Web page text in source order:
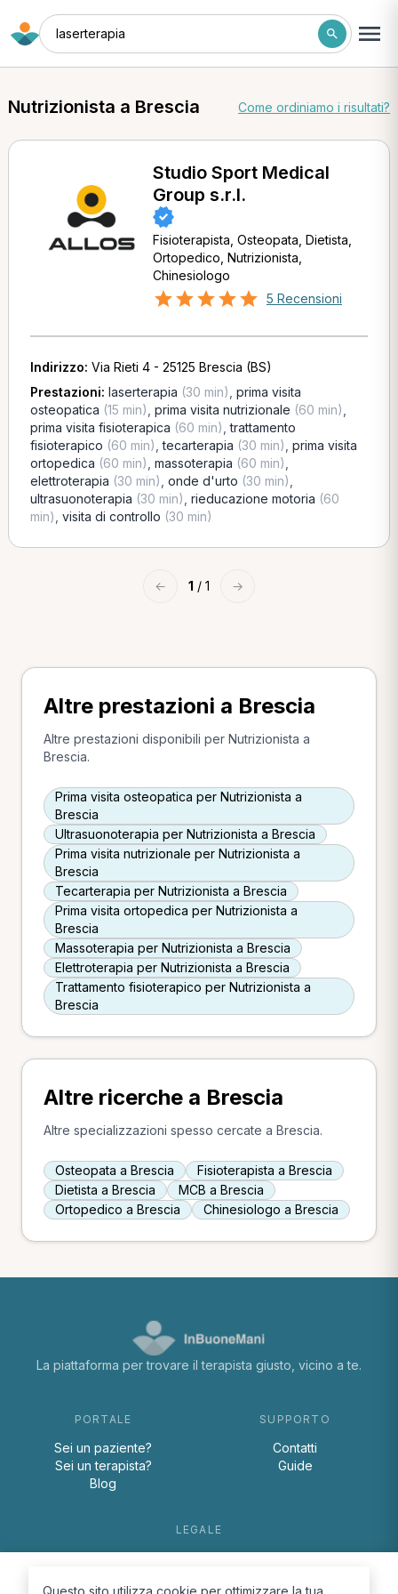
laserterapia
Nutrizionista a Brescia Come ordiniamo i risultati?
Studio Sport Medical
Group s.r.l.
Fisioterapista, Osteopata, Dietista,
Ortopedico, Nutrizionista,
Chinesiologo
5 Recensioni
Indirizzo: Via Rieti 4 - 25125 Brescia (BS)
Prestazioni: laserterapia (30 min) prima visita
osteopatica (15 min) prima visita nutrizionale (60 min)
prima visita fisioterapica (60 min) ,trattamento
fisioterapico (60 min) ,tecarterapia (30 min) prima visita
ortopedica (60 min) massoterapia (60 min)
elettroterapia (30 min) onde d'urto (30 min)
ultrasuonoterapia (30 min) rieducazione motoria (60
min) visita di controllo (30 min)
← 1 / 1 →
Altre prestazioni a Brescia
Altre prestazioni disponibili per Nutrizionista a
Brescia.
Prima visita osteopatica per Nutrizionista a
Brescia
Ultrasuonoterapia per Nutrizionista a Brescia
Prima visita nutrizionale per Nutrizionista a
Brescia
Tecarterapia per Nutrizionista a Brescia
Prima visita ortopedica per Nutrizionista a
Brescia
Massoterapia per Nutrizionista a Brescia
Elettroterapia per Nutrizionista a Brescia
Trattamento fisioterapico per Nutrizionista a
Brescia
Altre ricerche a Brescia
Altre specializzazioni spesso cercate a Brescia.
Osteopata a Brescia
Fisioterapista a Brescia
Dietista a Brescia
MCB a Brescia
Ortopedico a Brescia
Chinesiologo a Brescia
La piattaforma per trovare il terapista giusto, vicino a te.
PORTALE
Sei un paziente?
Sei un terapista?
Blog
SUPPORTO
Contatti
Guide
LEGALE
Questo sito utilizza cookie per ottimizzare la tua